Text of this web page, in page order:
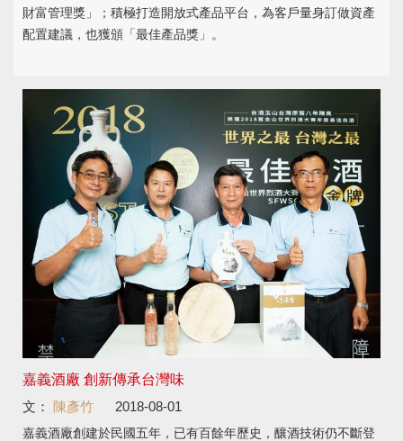
財富管理獎」；積極打造開放式產品平台，為客戶量身訂做資產
配置建議，也獲頒「最佳產品獎」。
嘉義酒廠 創新傳承台灣味
文：
陳彥竹 2018-08-01
嘉義酒廠創建於民國五年，已有百餘年歷史，釀酒技術仍不斷登